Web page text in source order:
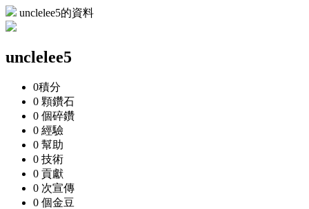
unclelee5的資料
unclelee5
0積分
0 顆鑽石
0 個碎鑽
0 經驗
0 幫助
0 技術
0 貢獻
0 次宣傳
0 個金豆